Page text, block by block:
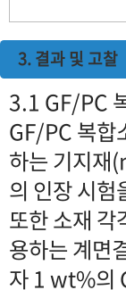
3. 결과 및 고찰
3.1 GF/PC
GF/PC 복합
하는 기지
의 인장 시
또한 소재 각
용하는 계
자 1 wt%의